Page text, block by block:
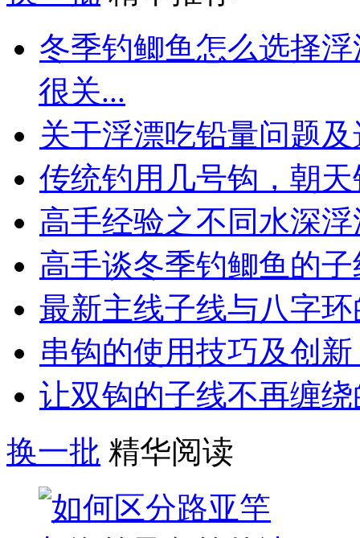
冬季钓鲫鱼怎么选择
很关...
关于浮漂吃铅量问题
传统钓用几号钩，朝
高手经验之不同水深
高手谈冬季钓鲫鱼的
最新主线子线与八字
串钩的使用技巧及创
让双钩的子线不再缠
换一批 精华阅读